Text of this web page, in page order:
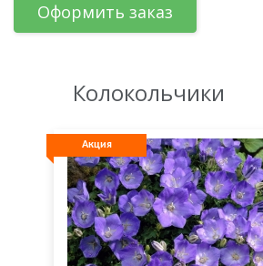
Оформить заказ
Колокольчики
Акция